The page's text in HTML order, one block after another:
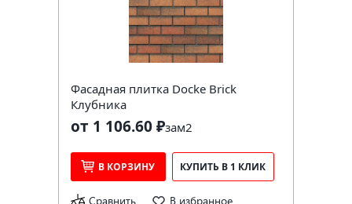
Фасадная плитка Docke Brick
Клубника
от 1 106.60 ₽зам2
В КОРЗИНУ КУПИТЬ В 1 КЛИК
Сравнить В избранное